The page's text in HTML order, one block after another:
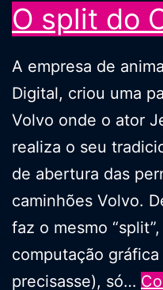
O split do
A empresa de
Digital, criou uma
Volvo onde o ator
realiza o seu
de abertura das
caminhões Volvo.
faz o mesmo
computação
precisasse), só…